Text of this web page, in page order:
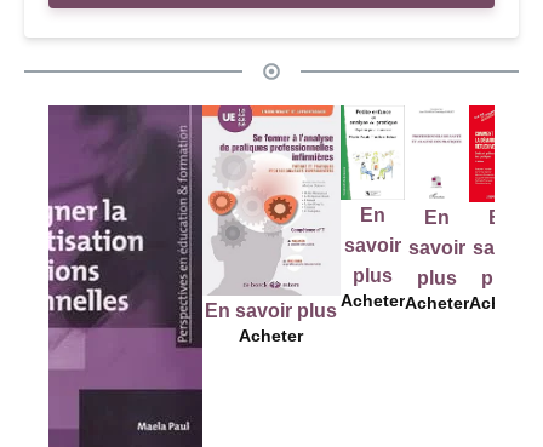
En savoir plus
Acheter
En
savoir
plus
Acheter
savoir
plus
Acheter
savoir
plus
Acheter
savoir
plus
Acheter